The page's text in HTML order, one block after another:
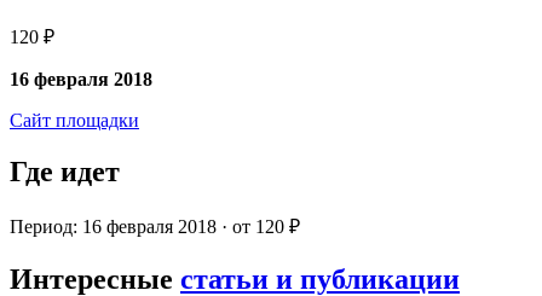
120 ₽
16 февраля 2018
Сайт площадки
Где идет
Период: 16 февраля 2018 · от 120 ₽
Интересные статьи и публикации